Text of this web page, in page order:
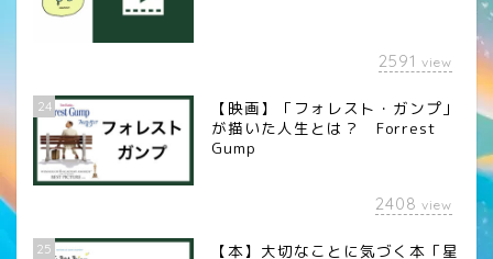
2591 view
24
【映画】「フォレスト・ガンプ」
が描いた人生とは？ Forrest
Gump
2408 view
25
【本】大切なことに気づく本「星